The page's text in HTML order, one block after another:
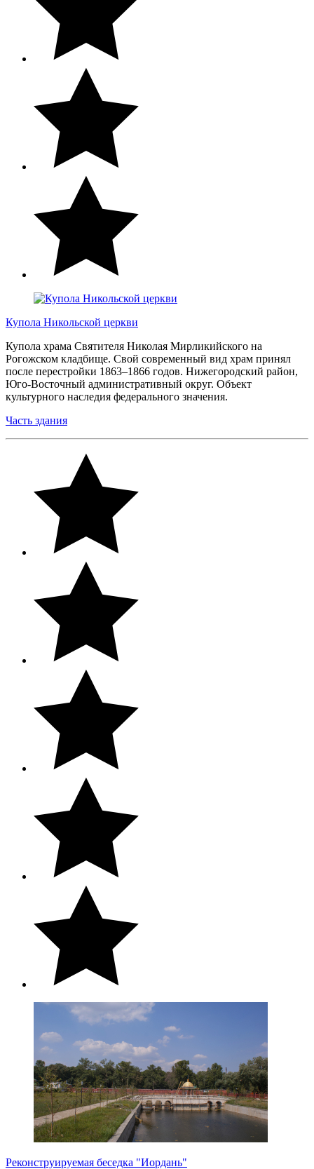
Купола Никольской церкви
Купола храма Святителя Николая Мирликийского на
Рогожском кладбище. Свой современный вид храм принял
после перестройки 1863–1866 годов. Нижегородский район,
Юго-Восточный административный округ. Объект
культурного наследия федерального значения.
Часть здания
Реконструируемая беседка "Иордань"